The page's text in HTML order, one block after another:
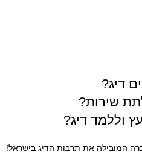
דיג?
שירות?
וללמד דיג?
המובילה את תרבות הדיג בישראל!